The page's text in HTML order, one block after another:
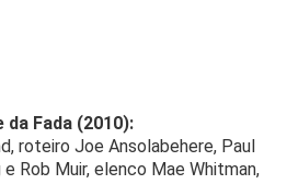
Fada (2010):
roteiro Joe Ansolabehere, Paul
Rob Muir, elenco Mae Whitman,